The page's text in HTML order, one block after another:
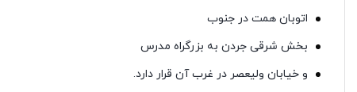
اتوبان همت در جنوب
بخش شرقی جردن به بزرگراه مدرس
و خیابان ولیعصر در غرب آن قرار دارد.